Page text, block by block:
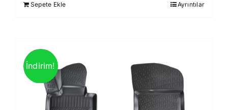
Sepete Ekle Ayrıntılar
İndirim!